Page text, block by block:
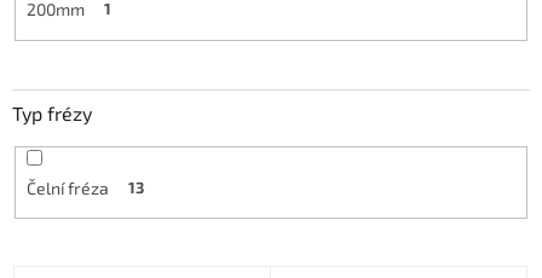
200mm 1
Typ frézy
Čelní fréza 13